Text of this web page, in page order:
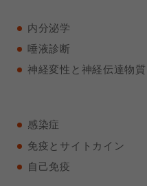
内分泌学
唾液診断
神経変性と神経伝達物質
感染症
免疫とサイトカイン
自己免疫